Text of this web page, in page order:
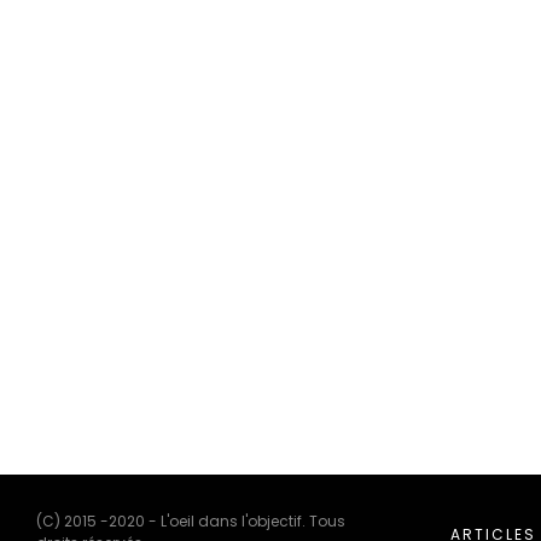
(C) 2015 -2020 - L'oeil dans l'objectif. Tous
ARTICLES